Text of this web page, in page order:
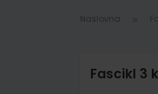
Naslovna
Fascikl 3